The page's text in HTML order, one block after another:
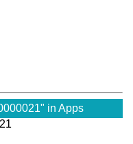
in Apps